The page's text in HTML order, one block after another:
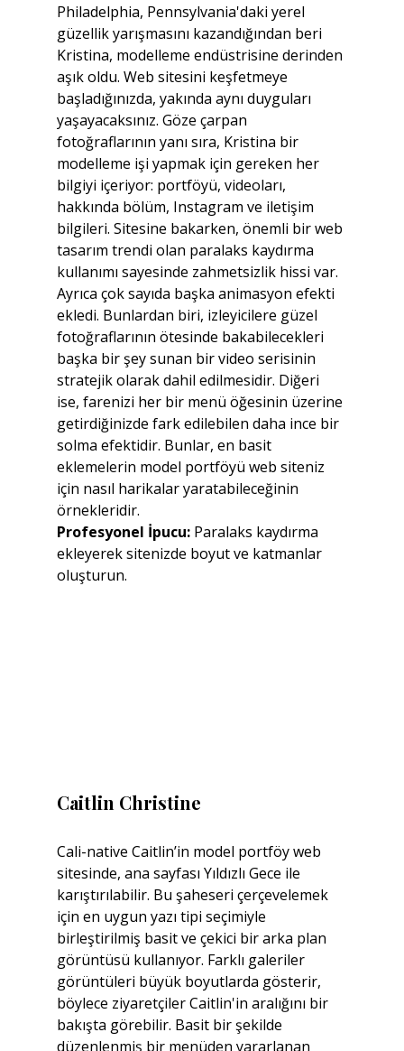
Philadelphia, Pennsylvania'daki yerel
güzellik yarışmasını kazandığından beri
Kristina, modelleme endüstrisine derinden
aşık oldu. Web sitesini keşfetmeye
başladığınızda, yakında aynı duyguları
yaşayacaksınız. Göze çarpan
fotoğraflarının yanı sıra, Kristina bir
modelleme işi yapmak için gereken her
bilgiyi içeriyor: portföyü, videoları,
hakkında bölüm, Instagram ve iletişim
bilgileri. Sitesine bakarken, önemli bir web
tasarım trendi olan paralaks kaydırma
kullanımı sayesinde zahmetsizlik hissi var.
Ayrıca çok sayıda başka animasyon efekti
ekledi. Bunlardan biri, izleyicilere güzel
fotoğraflarının ötesinde bakabilecekleri
başka bir şey sunan bir video serisinin
stratejik olarak dahil edilmesidir. Diğeri
ise, farenizi her bir menü öğesinin üzerine
getirdiğinizde fark edilebilen daha ince bir
solma efektidir. Bunlar, en basit
eklemelerin model portföyü web siteniz
için nasıl harikalar yaratabileceğinin
örnekleridir.
Profesyonel İpucu: Paralaks kaydırma
ekleyerek sitenizde boyut ve katmanlar
oluşturun.
Caitlin Christine
Cali-native Caitlin’in model portföy web
sitesinde, ana sayfası Yıldızlı Gece ile
karıştırılabilir. Bu şaheseri çerçevelemek
için en uygun yazı tipi seçimiyle
birleştirilmiş basit ve çekici bir arka plan
görüntüsü kullanıyor. Farklı galeriler
görüntüleri büyük boyutlarda gösterir,
böylece ziyaretçiler Caitlin'in aralığını bir
bakışta görebilir. Basit bir şekilde
düzenlenmiş bir menüden yararlanan